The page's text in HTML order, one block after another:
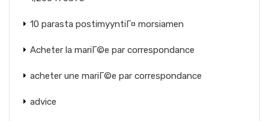
10 parasta postimyyntiГ¤ morsiamen
Acheter la mariГ©e par correspondance
acheter une mariГ©e par correspondance
advice